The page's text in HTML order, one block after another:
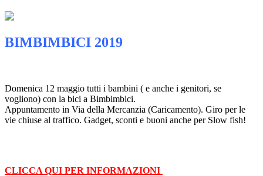
BIMBIMBICI 2019
Domenica 12 maggio tutti i bambini ( e anche i genitori, se
vogliono) con la bici a Bimbimbici.
Appuntamento in Via della Mercanzia (Caricamento). Giro per le
vie chiuse al traffico. Gadget, sconti e buoni anche per Slow fish!
CLICCA QUI PER INFORMAZIONI